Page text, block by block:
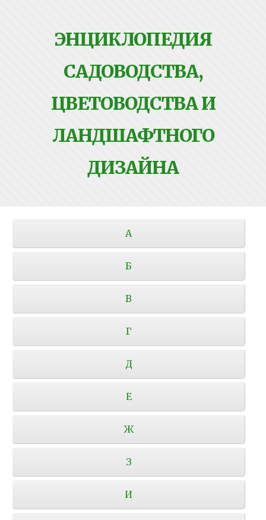
ЭНЦИКЛОПЕДИЯ
САДОВОДСТВА,
ЦВЕТОВОДСТВА И
ЛАНДШАФТНОГО
ДИЗАЙНА
А
Б
В
Г
Д
Е
Ж
З
И